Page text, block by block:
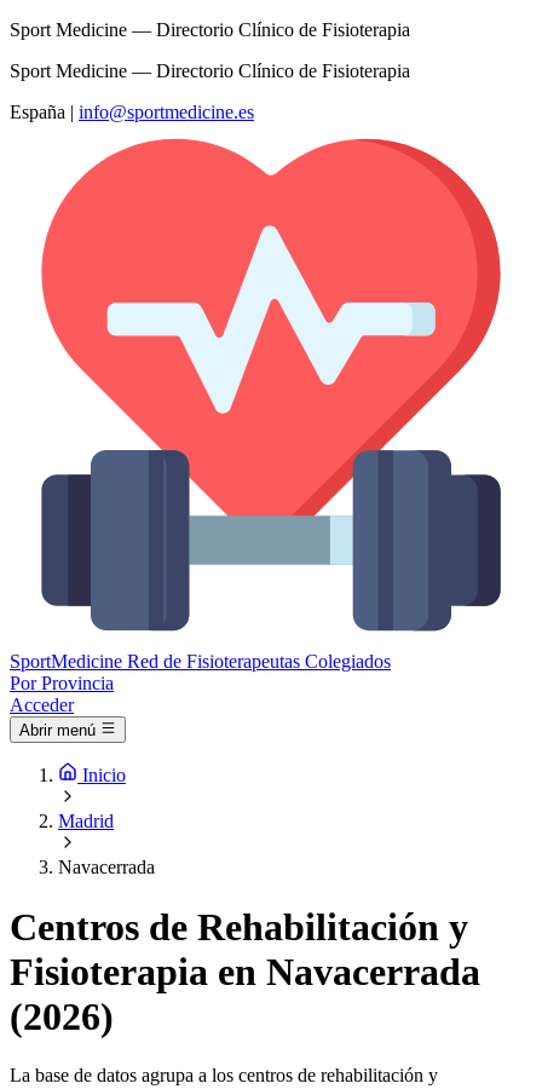
Sport Medicine — Directorio Clínico de Fisioterapia
Sport Medicine — Directorio Clínico de Fisioterapia
España | info@sportmedicine.es
SportMedicine Red de Fisioterapeutas Colegiados
Por Provincia
Acceder
Abrir menú
Inicio
Madrid
Navacerrada
Centros de Rehabilitación y
Fisioterapia en Navacerrada
(2026)
La base de datos agrupa a los centros de rehabilitación y